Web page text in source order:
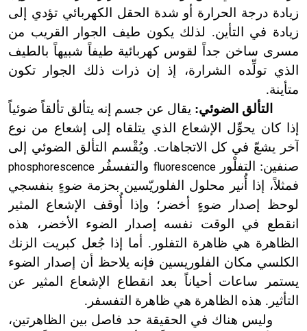
زيادة درجة الحرارة أو شدة الحقل الكهربائي تؤدي إلى
زيادة في التأين. لذلك يكون طيف الجوار القريب من
مسرى ساخن جداً لقوس كهربائية طيفاً شبيهاً بالطيف
الذي تولِّده الشرارة، إذ إن ذرات ذلك الجوار تكون
متأينة.
التألق الضوئي: يقال عن جسم إنه يتألق تألقاً ضوئياً
إذا كان يحوِّل الإشعاع الذي يتلقاه إلى إشعاع من نوع
آخر يشعّ في كل الاتجاهات. ويُقْسم التألق الضوئي إلى
صنفين: التفلْورfluorescence والتفسفُر phosphorescence
فمثلاً، إذا أُنير محلول الفلوريّسين بحزمة ضوءٍ بنفسجي
لوحظ إصدار ضوءٍ أخضر؛ وإذا أُوقف الإشعاع المثير
انقطع في الوقت نفسه إصدار الضوء الأخضر، هذه
الظاهرة هي ظاهرة التفلور. أما إذا جُعل كبريت الزنك
الكلسي مكان الفلوريسين فإنه يلاحظ أن إصدار الضوء
يستمر ساعات أحياناً بعد انقطاع الإشعاع المثير عن
التأثير. هذه الظاهرة هي ظاهرة التفسفر.
وليس هناك في الحقيقة حد فاصل بين الظاهرتين،